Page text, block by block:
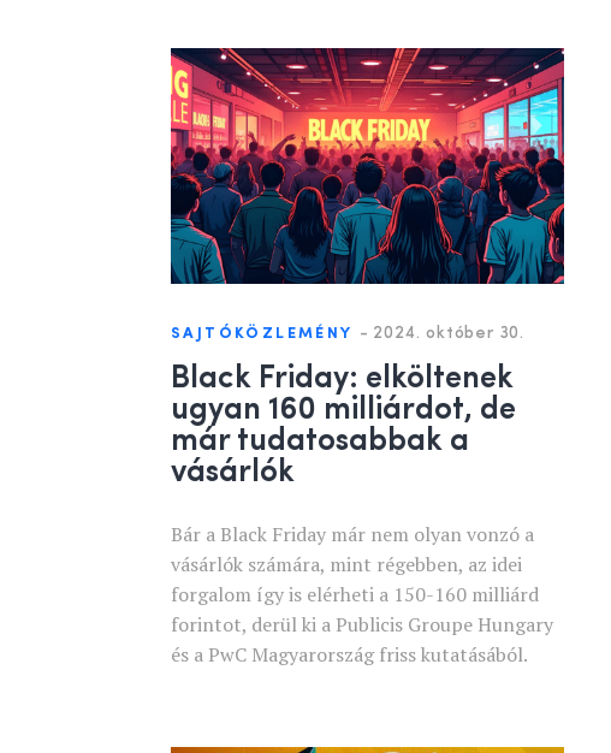
SAJTÓKÖZLEMÉNY - 2024. október 30.
Black Friday: elköltenek
ugyan 160 milliárdot, de
már tudatosabbak a
vásárlók
Bár a Black Friday már nem olyan vonzó a
vásárlók számára, mint régebben, az idei
forgalom így is elérheti a 150-160 milliárd
forintot, derül ki a Publicis Groupe Hungary
és a PwC Magyarország friss kutatásából.